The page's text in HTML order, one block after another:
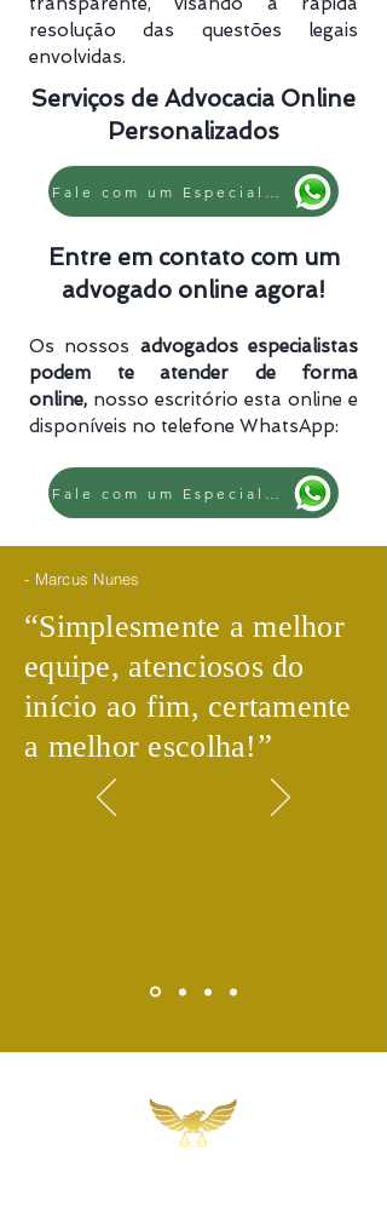
resolução das questões legais
envolvidas.
Serviços de Advocacia Online
Personalizados
Entre em contato com um
advogado online agora!
Os nossos advogados especialistas
podem te atender de forma
online, nosso escritório esta online e
disponíveis no telefone WhatsApp:
- Marcus Nunes
​“Simplesmente a melhor
equipe, atenciosos do
início ao fim, certamente
a melhor escolha!​”